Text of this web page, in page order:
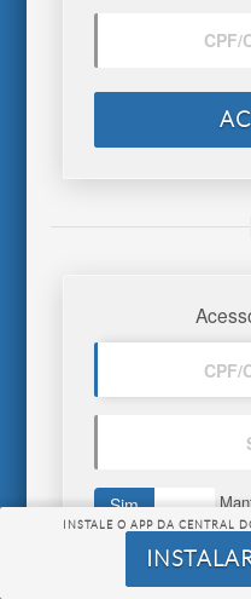
CPF/CNPJ/Login
CPF/CNPJ/Login
Senha
Sim
INSTALE O APP DA CENTRAL